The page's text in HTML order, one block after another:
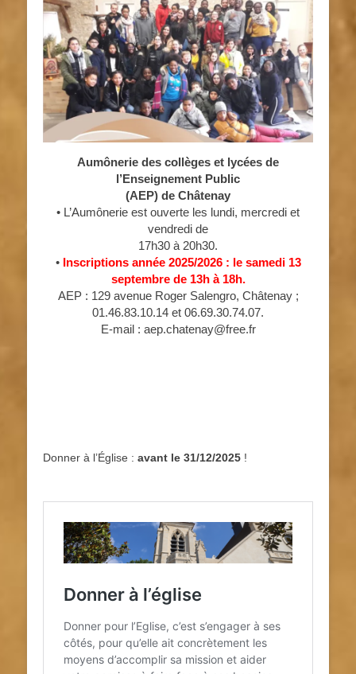
Aumônerie des collèges et lycées de
l’Enseignement Public
(AEP) de Châtenay
• L’Aumônerie est ouverte les lundi, mercredi et
vendredi de
17h30 à 20h30.
• Inscriptions année 2025/2026 : le samedi 13
septembre de 13h à 18h.
AEP : 129 avenue Roger Salengro, Châtenay ;
01.46.83.10.14 et 06.69.30.74.07.
E-mail : aep.chatenay@free.fr
Donner à l’Église : avant le 31/12/2025 !